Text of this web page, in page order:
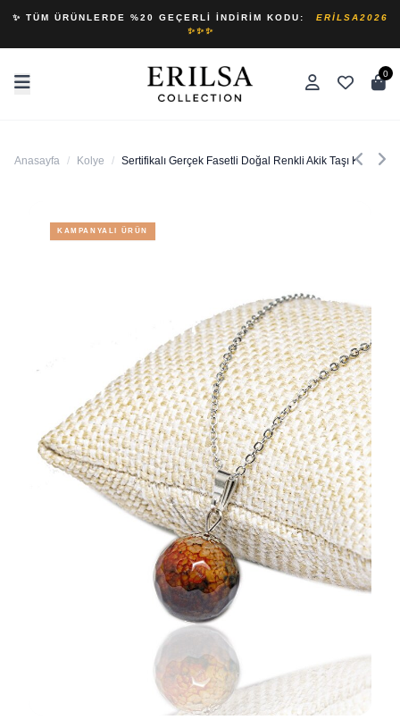
✨ TÜM ÜRÜNLERDE %20 GEÇERLI İNDIRIM KODU:
ERILSA2026
✨✨✨
0
Anasayfa / Kolye / Sertifikalı Gerçek Fasetli Doğal Renkli Akik Taşı Kolye
KAMPANYALI ÜRÜN